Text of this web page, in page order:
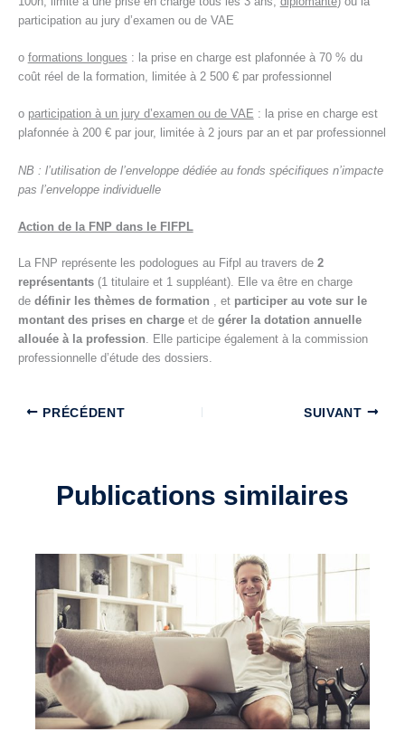
participation au jury d’examen ou de VAE
o formations longues : la prise en charge est plafonnée à 70 % du
coût réel de la formation, limitée à 2 500 € par professionnel
o participation à un jury d’examen ou de VAE : la prise en charge est
plafonnée à 200 € par jour, limitée à 2 jours par an et par professionnel
NB : l’utilisation de l’enveloppe dédiée au fonds spécifiques n’impacte
pas l’enveloppe individuelle
Action de la FNP dans le FIFPL
La FNP représente les podologues au Fifpl au travers de 2
représentants(1 titulaire et 1 suppléant). Elle va être en charge
dedéfinir les thèmes de formation , et participer au vote sur le
montant des prises en chargeet de gérer la dotation annuelle
allouée à la profession. Elle participe également à la commission
professionnelle d’étude des dossiers.
PRÉCÉDENT SUIVANT
Publications similaires